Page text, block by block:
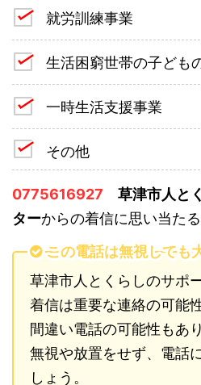
就労訓練事業
生活困窮世帯の子ども
一時生活支援事業
その他
0775616927
草津市人と
ターからの着信に思い当た
この電話は無視しても
草津市人とくらしのサポ
着信は重要な連絡の可能
間違い電話の可能性もあ
無視や放置をせず、電話
しょう。